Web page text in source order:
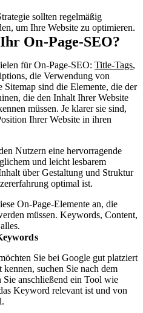
sollten regelmäßig
um Ihre Website zu optimieren.
On-Page-SEO?
für On-Page-SEO: Title-Tags,
die Verwendung von
sind die Elemente, die der
die den Inhalt Ihrer Website
müssen. Je klarer sie sind,
Ihrer Website in ihren
Nutzern eine hervorragende
und leicht lesbarem
über Gestaltung und Struktur
optimal ist.
On-Page-Elemente an, die
müssen. Keywords, Content,
Sie bei Google gut platziert
suchen Sie nach dem
anschließend ein Tool wie
Keyword relevant ist und von